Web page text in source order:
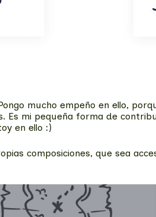
mucho empeño en ello,
mi pequeña forma de
en ello :)
composiciones, que sea